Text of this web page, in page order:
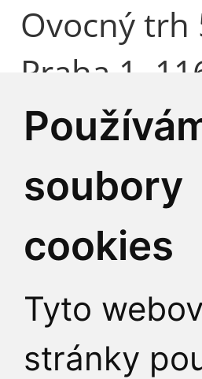
soubory
cookies
Tyto
stránky
Ovocný trh
Praha 1,
Česká
IČO:
DIČ: